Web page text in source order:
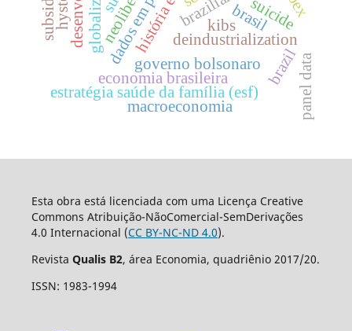
governo bolsonaro
economia brasileira
deindustrialization
estratégia saúde da família (esf)
brasil
macroeconomia
brazil
suicide
panel data
kibs
Esta obra está licenciada com uma Licença Creative
Commons Atribuição-NãoComercial-SemDerivações
4.0 Internacional (CC BY-NC-ND 4.0).
Revista Qualis B2, área Economia, quadriênio 2017/20.
ISSN: 1983-1994